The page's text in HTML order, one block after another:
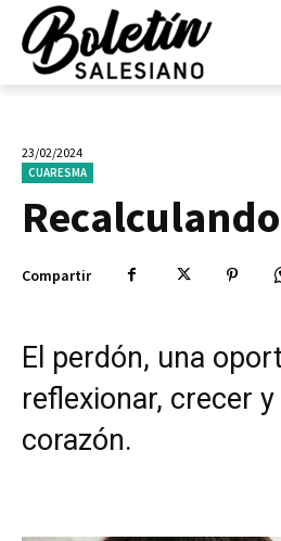
23/02/2024
CUARESMA
Compartir
El perdón, una
reflexionar, crecer
corazón.